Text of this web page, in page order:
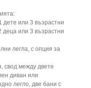
дете или 3 възрастни
деца или 3 възрастни
легла, с опция за
свод между двете
диван или
легло, две бани с